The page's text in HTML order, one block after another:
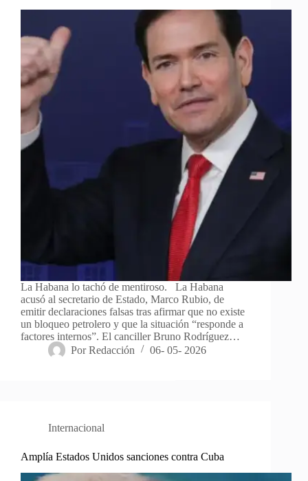
La Habana lo tachó de mentiroso. La Habana
acusó al secretario de Estado, Marco Rubio, de
emitir declaraciones falsas tras afirmar que no existe
un bloqueo petrolero y que la situación “responde a
factores internos”. El canciller Bruno Rodríguez…
Por Redacción 06- 05- 2026
Internacional
Amplía Estados Unidos sanciones contra Cuba